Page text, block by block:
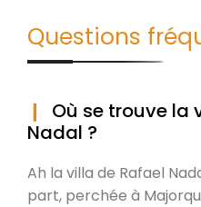
Questions
Où se trouve la
Nadal ?
Ah la villa de Rafael
part, perchée à